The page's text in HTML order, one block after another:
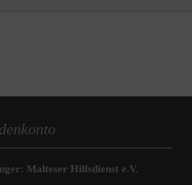
Malteser Hilfsdienst e.V.